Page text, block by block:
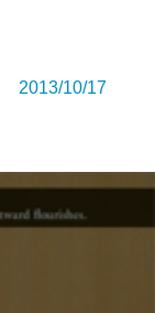
2013/10/17